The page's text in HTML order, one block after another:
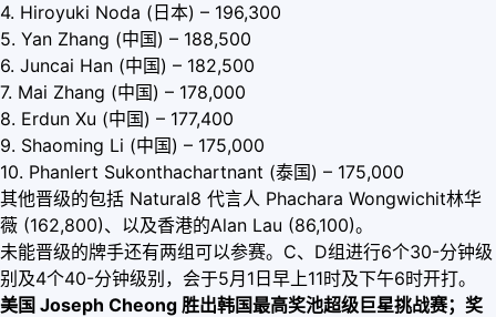
4. Hiroyuki Noda (日本) – 196,300
5. Yan Zhang (中国) – 188,500
6. Juncai Han (中国) – 182,500
7. Mai Zhang (中国) – 178,000
8. Erdun Xu (中国) – 177,400
9. Shaoming Li (中国) – 175,000
10. Phanlert Sukonthachartnant (泰国) – 175,000
其他晋级的包括 Natural8 代言人 Phachara Wongwichit林华
薇 (162,800)、以及香港的Alan Lau (86,100)。
未能晋级的牌手还有两组可以参赛。C、D组进行6个30-分钟级
别及4个40-分钟级别，会于5月1日早上11时及下午6时开打。
美国 Joseph Cheong 胜出韩国最高奖池超级巨星挑战赛；奖